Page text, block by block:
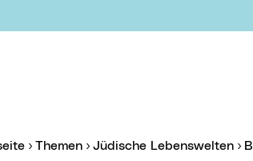
hier: Themen Jüdische Lebenswelten